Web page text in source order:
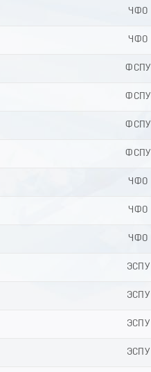
ЧФО
ЧФО
ФСПУ
ФСПУ
ФСПУ
ФСПУ
ЧФО
ЧФО
ЧФО
ЭСПУ
ЭСПУ
ЭСПУ
ЭСПУ